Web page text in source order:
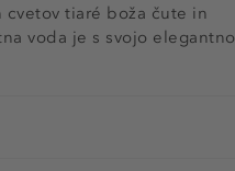
tiaré boža čute in
voda je s svojo elegantno